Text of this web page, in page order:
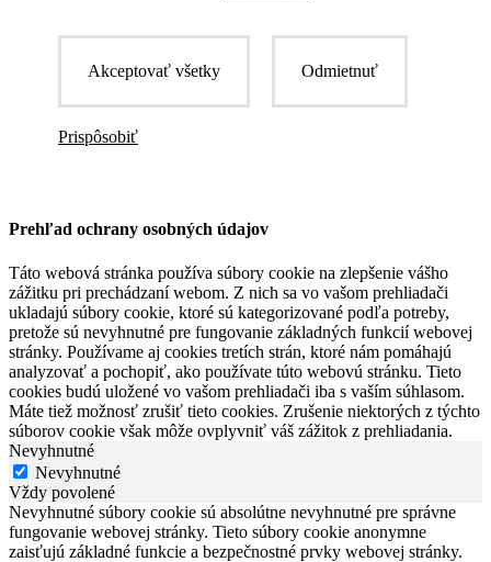
Akceptovať všetky Odmietnuť
Prispôsobiť
Prehľad ochrany osobných údajov
Táto webová stránka používa súbory cookie na zlepšenie vášho
zážitku pri prechádzaní webom. Z nich sa vo vašom prehliadači
ukladajú súbory cookie, ktoré sú kategorizované podľa potreby,
pretože sú nevyhnutné pre fungovanie základných funkcií webovej
stránky. Používame aj cookies tretích strán, ktoré nám pomáhajú
analyzovať a pochopiť, ako používate túto webovú stránku. Tieto
cookies budú uložené vo vašom prehliadači iba s vaším súhlasom.
Máte tiež možnosť zrušiť tieto cookies. Zrušenie niektorých z týchto
súborov cookie však môže ovplyvniť váš zážitok z prehliadania.
Nevyhnutné
Nevyhnutné
Vždy povolené
Nevyhnutné súbory cookie sú absolútne nevyhnutné pre správne
fungovanie webovej stránky. Tieto súbory cookie anonymne
zaisťujú základné funkcie a bezpečnostné prvky webovej stránky.